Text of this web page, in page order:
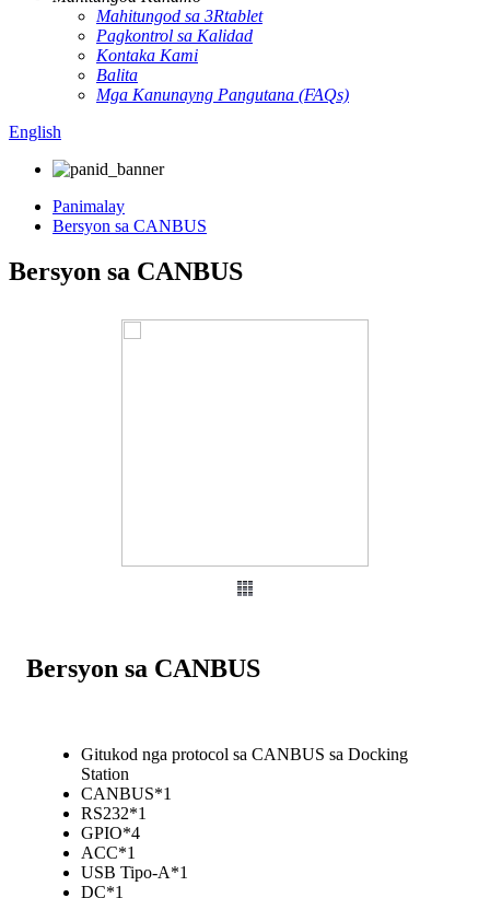
Mahitungod sa 3Rtablet
Pagkontrol sa Kalidad
Kontaka Kami
Balita
Mga Kanunayng Pangutana (FAQs)
English
Panimalay
Bersyon sa CANBUS
Bersyon sa CANBUS
Bersyon sa CANBUS
Gitukod nga protocol sa CANBUS sa Docking
Station
CANBUS*1
RS232*1
GPIO*4
ACC*1
USB Tipo-A*1
DC*1